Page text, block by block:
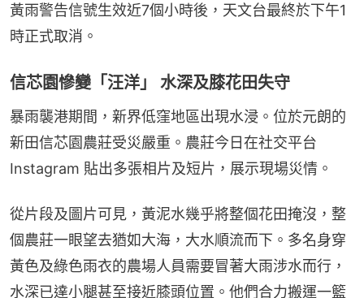
黃雨警告信號生效近7個小時後，天文台最終於下午1
時正式取消。
信芯園慘變「汪洋」 水深及膝花田失守
暴雨襲港期間，新界低窪地區出現水浸。位於元朗的
新田信芯園農莊受災嚴重。農莊今日在社交平台
Instagram 貼出多張相片及短片，展示現場災情。
從片段及圖片可見，黃泥水幾乎將整個花田掩沒，整
個農莊一眼望去猶如大海，大水順流而下。多名身穿
黃色及綠色雨衣的農場人員需要冒著大雨涉水而行，
水深已達小腿甚至接近膝頭位置。他們合力搬運一籃